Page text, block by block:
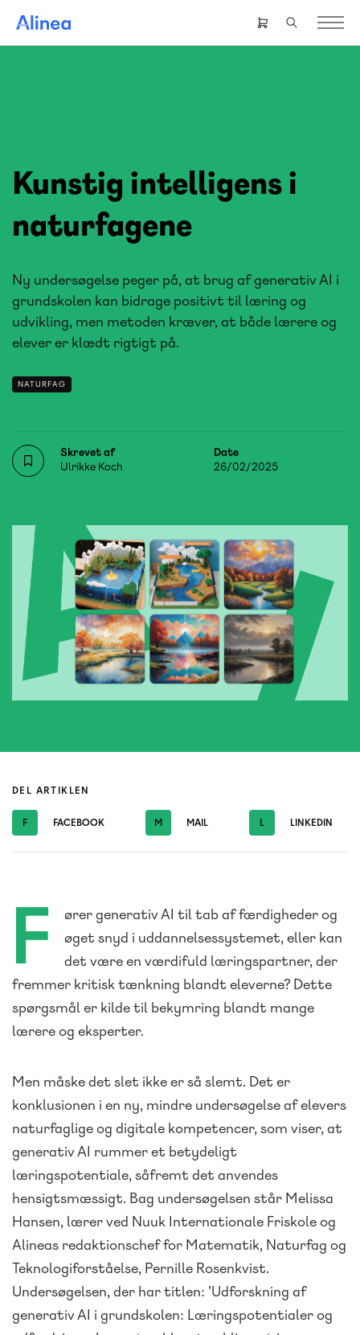
hovedindhold
Header
right
Kunstig intelligens i
naturfagene
NATURFAG
Ny undersøgelse peger på, at brug af generativ AI i
grundskolen kan bidrage positivt til læring og
udvikling, men metoden kræver, at både lærere og
elever er klædt rigtigt på.
Skrevet af
Ulrikke Koch
Date
26/02/2025
DEL ARTIKLEN
F FACEBOOK M MAIL L LINKEDIN
F
ører generativ AI til tab af færdigheder og
øget snyd i uddannelsessystemet, eller kan
det være en værdifuld læringspartner, der
fremmer kritisk tænkning blandt eleverne? Dette
spørgsmål er kilde til bekymring blandt mange
lærere og eksperter.
Men måske det slet ikke er så slemt. Det er
konklusionen i en ny, mindre undersøgelse af elevers
naturfaglige og digitale kompetencer, som viser, at
generativ AI rummer et betydeligt
læringspotentiale, såfremt det anvendes
hensigtsmæssigt. Bag undersøgelsen står Melissa
Hansen, lærer ved Nuuk Internationale Friskole og
Alineas redaktionschef for Matematik, Naturfag og
Teknologiforståelse, Pernille Rosenkvist.
Undersøgelsen, der har titlen: ’Udforskning af
generativ AI i grundskolen: Læringspotentialer og